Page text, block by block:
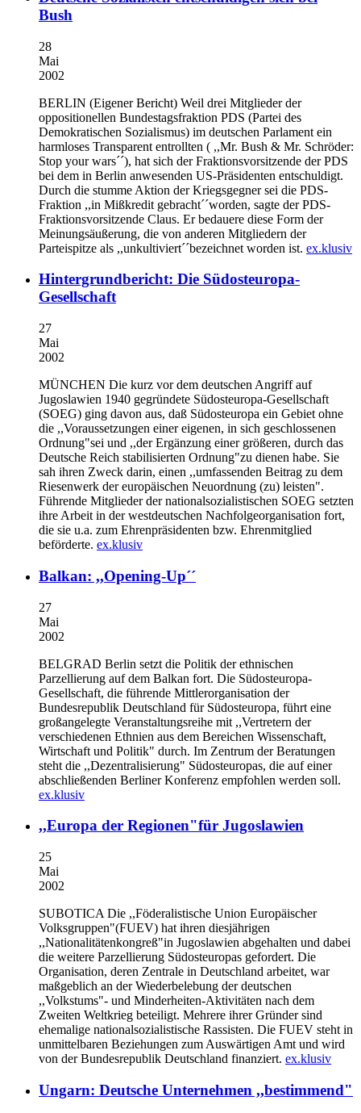
Bush
28
Mai
2002
BERLIN (Eigener Bericht) Weil drei Mitglieder der
oppositionellen Bundestagsfraktion PDS (Partei des
Demokratischen Sozialismus) im deutschen Parlament ein
harmloses Transparent entrollten ( ,,Mr. Bush & Mr. Schröder:
Stop your wars´´), hat sich der Fraktionsvorsitzende der PDS
bei dem in Berlin anwesenden US-Präsidenten entschuldigt.
Durch die stumme Aktion der Kriegsgegner sei die PDS-
Fraktion ,,in Mißkredit gebracht´´worden, sagte der PDS-
Fraktionsvorsitzende Claus. Er bedauere diese Form der
Meinungsäußerung, die von anderen Mitgliedern der
Parteispitze als ,,unkultiviert´´bezeichnet worden ist. ex.klusiv
Hintergrundbericht: Die Südosteuropa-
Gesellschaft
27
Mai
2002
MÜNCHEN Die kurz vor dem deutschen Angriff auf
Jugoslawien 1940 gegründete Südosteuropa-Gesellschaft
(SOEG) ging davon aus, daß Südosteuropa ein Gebiet ohne
die ,,Voraussetzungen einer eigenen, in sich geschlossenen
Ordnung"sei und ,,der Ergänzung einer größeren, durch das
Deutsche Reich stabilisierten Ordnung"zu dienen habe. Sie
sah ihren Zweck darin, einen ,,umfassenden Beitrag zu dem
Riesenwerk der europäischen Neuordnung (zu) leisten".
Führende Mitglieder der nationalsozialistischen SOEG setzten
ihre Arbeit in der westdeutschen Nachfolgeorganisation fort,
die sie u.a. zum Ehrenpräsidenten bzw. Ehrenmitglied
beförderte. ex.klusiv
Balkan: ,,Opening-Up´´
27
Mai
2002
BELGRAD Berlin setzt die Politik der ethnischen
Parzellierung auf dem Balkan fort. Die Südosteuropa-
Gesellschaft, die führende Mittlerorganisation der
Bundesrepublik Deutschland für Südosteuropa, führt eine
großangelegte Veranstaltungsreihe mit ,,Vertretern der
verschiedenen Ethnien aus dem Bereichen Wissenschaft,
Wirtschaft und Politik" durch. Im Zentrum der Beratungen
steht die ,,Dezentralisierung" Südosteuropas, die auf einer
abschließenden Berliner Konferenz empfohlen werden soll.
ex.klusiv
,,Europa der Regionen"für Jugoslawien
25
Mai
2002
SUBOTICA Die ,,Föderalistische Union Europäischer
Volksgruppen"(FUEV) hat ihren diesjährigen
,,Nationalitätenkongreß"in Jugoslawien abgehalten und dabei
die weitere Parzellierung Südosteuropas gefordert. Die
Organisation, deren Zentrale in Deutschland arbeitet, war
maßgeblich an der Wiederbelebung der deutschen
,,Volkstums"- und Minderheiten-Aktivitäten nach dem
Zweiten Weltkrieg beteiligt. Mehrere ihrer Gründer sind
ehemalige nationalsozialistische Rassisten. Die FUEV steht in
unmittelbaren Beziehungen zum Auswärtigen Amt und wird
von der Bundesrepublik Deutschland finanziert. ex.klusiv
Ungarn: Deutsche Unternehmen ,,bestimmend"